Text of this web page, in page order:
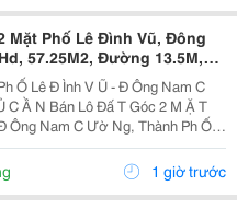
Mặt Phố Lê Đình Vũ, Đông
57.25M2, Đường 13.5M,
Ố Lê Đ Ình V Ũ - Đ Ông Nam C
Ông Nam C Ườ Ng, Thành Ph Ố H
1 giờ trước